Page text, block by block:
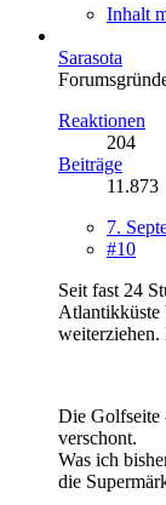
Inhalt
Sarasota
Reaktionen
204
Beiträge
11.873
7.
#10
Seit fast 24
Atlantikküste
weiterziehen.
Die Golfseite
verschont.
Was ich
die